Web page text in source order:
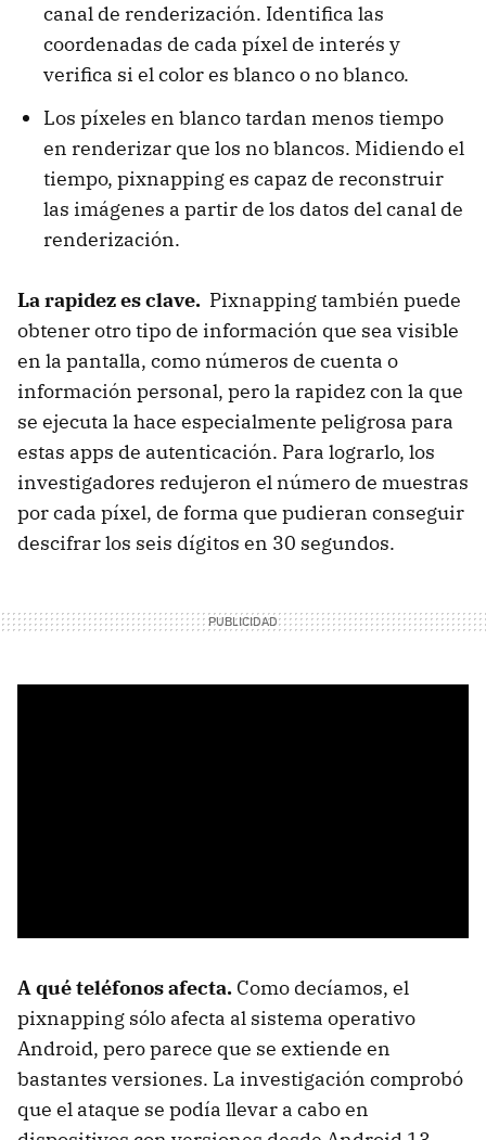
canal de renderización. Identifica las
coordenadas de cada píxel de interés y
verifica si el color es blanco o no blanco.
Los píxeles en blanco tardan menos tiempo
en renderizar que los no blancos. Midiendo el
tiempo, pixnapping es capaz de reconstruir
las imágenes a partir de los datos del canal de
renderización.
La rapidez es clave. Pixnapping también puede
obtener otro tipo de información que sea visible
en la pantalla, como números de cuenta o
información personal, pero la rapidez con la que
se ejecuta la hace especialmente peligrosa para
estas apps de autenticación. Para lograrlo, los
investigadores redujeron el número de muestras
por cada píxel, de forma que pudieran conseguir
descifrar los seis dígitos en 30 segundos.
A qué teléfonos afecta. Como decíamos, el
pixnapping sólo afecta al sistema operativo
Android, pero parece que se extiende en
bastantes versiones. La investigación comprobó
que el ataque se podía llevar a cabo en